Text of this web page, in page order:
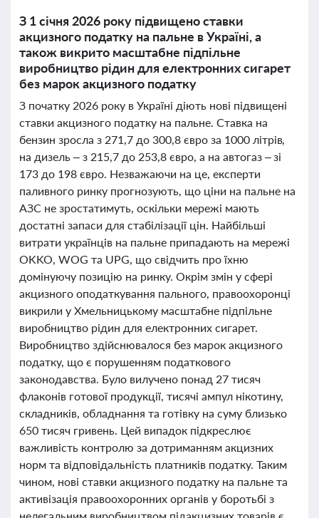
З 1 січня 2026 року підвищено ставки
акцизного податку на пальне в Україні, а
також викрито масштабне підпільне
виробництво рідин для електронних сигарет
без марок акцизного податку
З початку 2026 року в Україні діють нові підвищені
ставки акцизного податку на пальне. Ставка на
бензин зросла з 271,7 до 300,8 євро за 1000 літрів,
на дизель – з 215,7 до 253,8 євро, а на автогаз – зі
173 до 198 євро. Незважаючи на це, експерти
паливного ринку прогнозують, що ціни на пальне на
АЗС не зростатимуть, оскільки мережі мають
достатні запаси для стабілізації цін. Найбільші
витрати українців на пальне припадають на мережі
OKKO, WOG та UPG, що свідчить про їхню
домінуючу позицію на ринку. Окрім змін у сфері
акцизного оподаткування пального, правоохоронці
викрили у Хмельницькому масштабне підпільне
виробництво рідин для електронних сигарет.
Виробництво здійснювалося без марок акцизного
податку, що є порушенням податкового
законодавства. Було вилучено понад 27 тисяч
флаконів готової продукції, тисячі ампул нікотину,
складників, обладнання та готівку на суму близько
650 тисяч гривень. Цей випадок підкреслює
важливість контролю за дотриманням акцизних
норм та відповідальність платників податку. Таким
чином, нові ставки акцизного податку на пальне та
активізація правоохоронних органів у боротьбі з